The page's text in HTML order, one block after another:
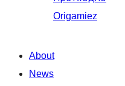
Origamiez
About
News